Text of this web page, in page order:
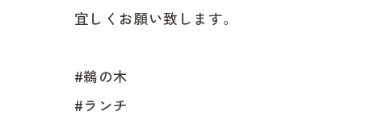
宜しくお願い致します。
#鵜の木
#ランチ